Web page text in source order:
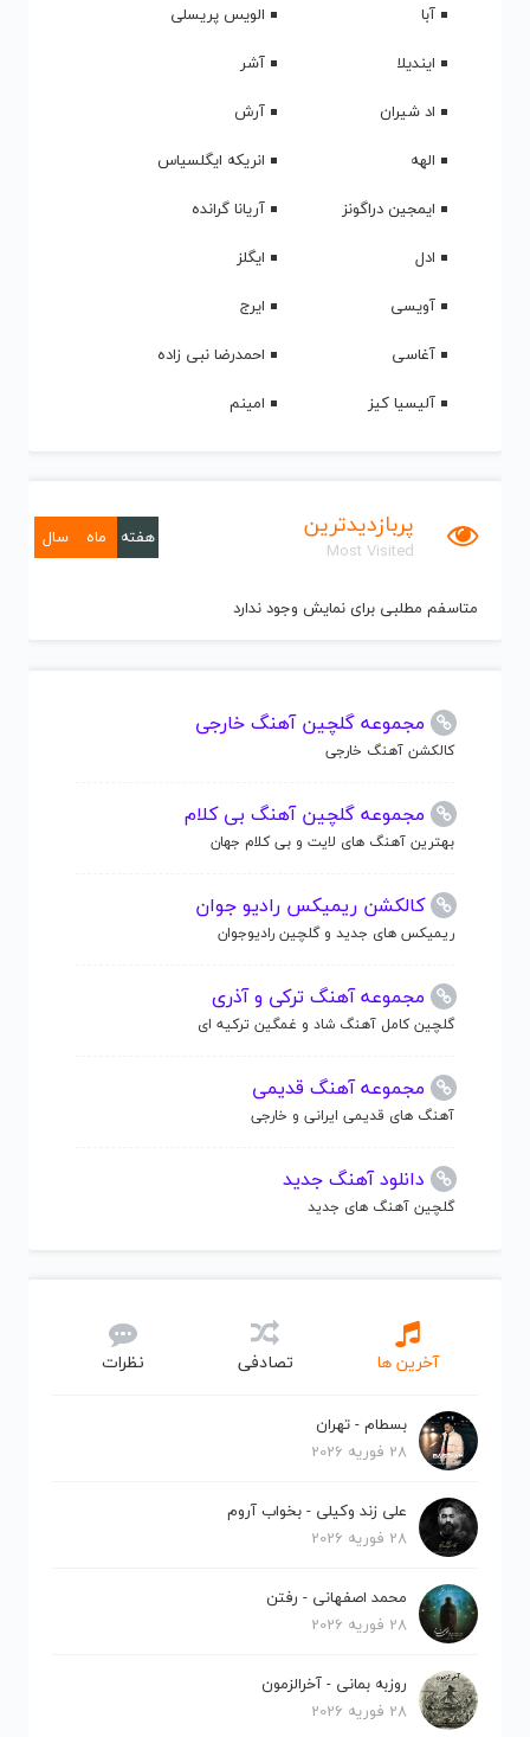
آبا
الویس پریسلی
ایندیلا
آشر
اد شیران
آرش
الهه
انریکه ایگلسیاس
ایمجین دراگونز
آریانا گرانده
ادل
ایگلز
آویسی
ایرج
آغاسی
احمدرضا نبی زاده
آلیسیا کیز
امینم
پربازدیدترین
Most Visited
هفته ماه سال
متاسفم مطلبی برای نمایش وجود ندارد
مجموعه گلچین آهنگ خارجی
کالکشن آهنگ خارجی
مجموعه گلچین آهنگ بی کلام
بهترین آهنگ های لایت و بی کلام جهان
کالکشن ریمیکس رادیو جوان
ریمیکس های جدید و گلچین رادیوجوان
مجموعه آهنگ ترکی و آذری
گلچین کامل آهنگ شاد و غمگین ترکیه ای
مجموعه آهنگ قدیمی
آهنگ های قدیمی ایرانی و خارجی
دانلود آهنگ جدید
گلچین آهنگ های جدید
آخرین ها تصادفی نظرات
بسطام - تهران
28 فوریه 2026
علی زند وکیلی - بخواب آروم
28 فوریه 2026
محمد اصفهانی - رفتن
28 فوریه 2026
روزبه بمانی - آخرالزمون
28 فوریه 2026